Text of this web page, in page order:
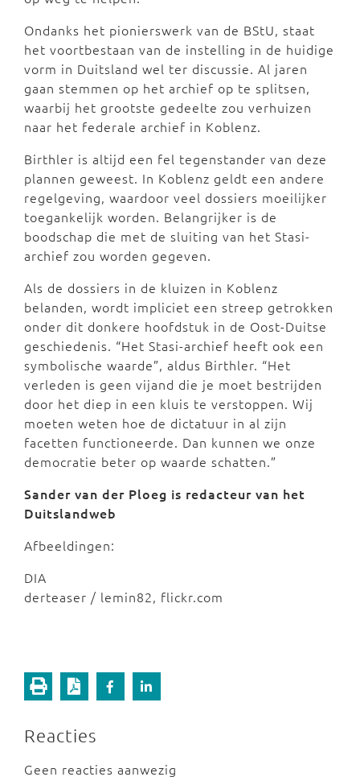
Ondanks het pionierswerk van de BStU, staat
het voortbestaan van de instelling in de huidige
vorm in Duitsland wel ter discussie. Al jaren
gaan stemmen op het archief op te splitsen,
waarbij het grootste gedeelte zou verhuizen
naar het federale archief in Koblenz.
Birthler is altijd een fel tegenstander van deze
plannen geweest. In Koblenz geldt een andere
regelgeving, waardoor veel dossiers moeilijker
toegankelijk worden. Belangrijker is de
boodschap die met de sluiting van het Stasi-
archief zou worden gegeven.
Als de dossiers in de kluizen in Koblenz
belanden, wordt impliciet een streep getrokken
onder dit donkere hoofdstuk in de Oost-Duitse
geschiedenis. “Het Stasi-archief heeft ook een
symbolische waarde”, aldus Birthler. “Het
verleden is geen vijand die je moet bestrijden
door het diep in een kluis te verstoppen. Wij
moeten weten hoe de dictatuur in al zijn
facetten functioneerde. Dan kunnen we onze
democratie beter op waarde schatten.”
Sander van der Ploeg is redacteur van het
Duitslandweb
Afbeeldingen:
DIA
derteaser / lemin82, flickr.com
Reacties
Geen reacties aanwezig